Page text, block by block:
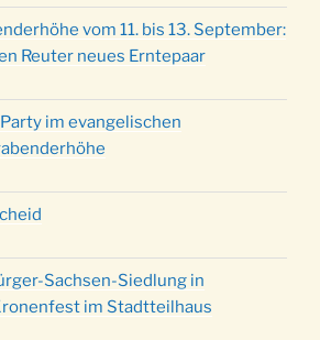
mit Krippenspiel im Ev.
um 15:00 Uhr
in der FeG um 16 Uhr
in der Kirche um
in der Kirche um
mit der ev. Jugend in der Kirche
zu Silvester in der Kirche um
vom 11. bis 13. September:
Reuter neues Erntepaar
im evangelischen
Sachsen-Siedlung in
im Stadtteilhaus